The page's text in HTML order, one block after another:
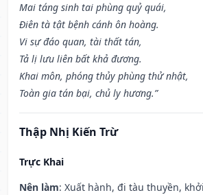
Mai táng sinh tai phùng quỷ quái,
Điên tà tật bệnh cánh ôn hoàng.
Vi sự đáo quan, tài thất tán,
Tả lị lưu liên bất khả đương.
Khai môn, phóng thủy phùng thử nhật,
Toàn gia tán bại, chủ ly hương.”
Thập Nhị Kiến Trừ
Trực Khai
Nên làm: Xuất hành, đi tàu thuyền,